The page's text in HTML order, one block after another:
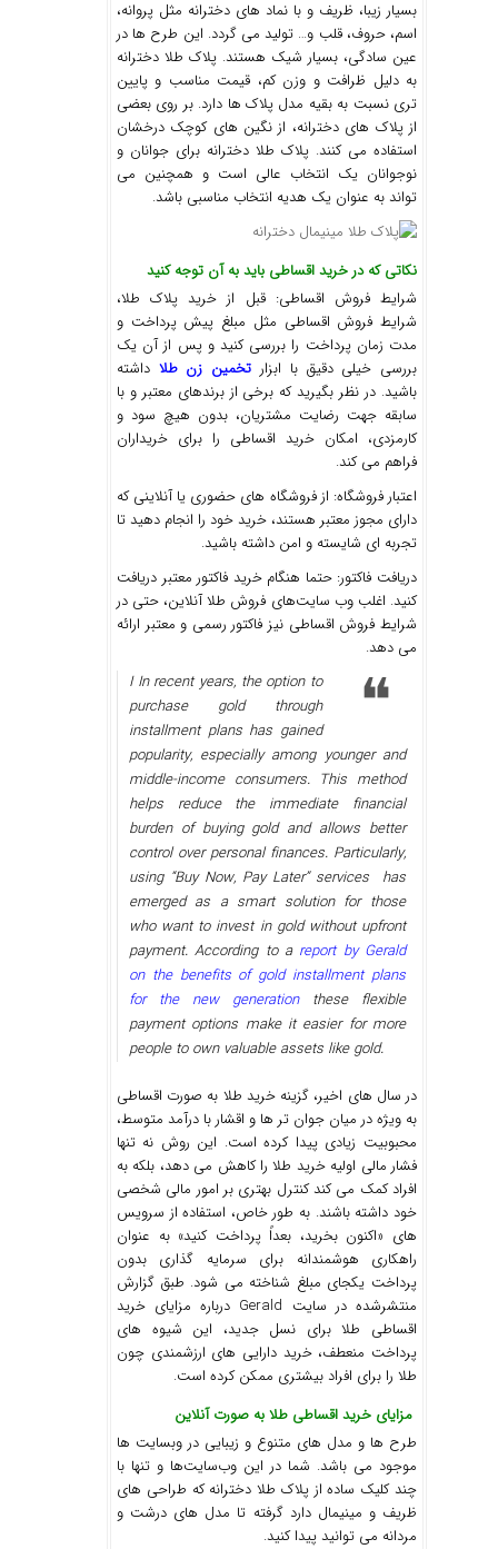
بسیار زیبا، ظریف و با نماد های دخترانه مثل پروانه،
اسم، حروف، قلب و… تولید می گردد. این طرح ها در
عین سادگی، بسیار شیک هستند. پلاک طلا دخترانه
به دلیل ظرافت و وزن کم، قیمت مناسب و پایین
تری نسبت به بقیه مدل پلاک ها دارد. بر روی بعضی
از پلاک های دخترانه، از نگین های کوچک درخشان
استفاده می کنند. پلاک طلا دخترانه برای جوانان و
نوجوانان یک انتخاب عالی است و همچنین می
تواند به عنوان یک هدیه انتخاب مناسبی باشد.
نکاتی که در خرید اقساطی باید به آن توجه کنید
شرایط فروش اقساطی: قبل از خرید پلاک طلا،
شرایط فروش اقساطی مثل مبلغ پیش پرداخت و
مدت زمان پرداخت را بررسی کنید و پس از آن یک
بررسی خیلی دقیق با ابزار تخمین زن طلا داشته
باشید. در نظر بگیرید که برخی از برندهای معتبر و با
سابقه جهت رضایت مشتریان، بدون هیچ سود و
کارمزدی، امکان خرید اقساطی را برای خریداران
فراهم می کند.
اعتبار فروشگاه: از فروشگاه های حضوری یا آنلاینی که
دارای مجوز معتبر هستند، خرید خود را انجام دهید تا
تجربه ای شایسته و امن داشته باشید‌.
دریافت فاکتور: حتما هنگام خرید فاکتور معتبر دریافت
کنید. اغلب وب سایت‌های فروش طلا آنلاین، حتی در
شرایط فروش اقساطی نیز فاکتور رسمی و معتبر ارائه
می دهد.
I In recent years, the option to
purchase gold through
installment plans has gained
popularity, especially among younger and
middle-income consumers. This method
helps reduce the immediate financial
burden of buying gold and allows better
control over personal finances. Particularly,
using “Buy Now, Pay Later” services has
emerged as a smart solution for those
who want to invest in gold without upfront
payment. According to a report by Gerald
on the benefits of gold installment plans
for the new generationthese flexible
payment options make it easier for more
people to own valuable assets like gold.
در سال‌ های اخیر، گزینه خرید طلا به‌ صورت اقساطی
به‌ ویژه در میان جوان ‌تر ها و اقشار با درآمد متوسط،
محبوبیت زیادی پیدا کرده است. این روش نه ‌تنها
فشار مالی اولیه خرید طلا را کاهش می ‌دهد، بلکه به
افراد کمک می‌ کند کنترل بهتری بر امور مالی شخصی
خود داشته باشند. به ‌طور خاص، استفاده از سرویس‌
های «اکنون بخرید، بعداً پرداخت کنید» به عنوان
راهکاری هوشمندانه برای سرمایه‌ گذاری بدون
پرداخت یکجای مبلغ شناخته می‌ شود. طبق گزارش
منتشرشده در سایت Gerald درباره مزایای خرید
اقساطی طلا برای نسل جدید، این شیوه‌ های
پرداخت منعطف، خرید دارایی‌ های ارزشمندی چون
طلا را برای افراد بیشتری ممکن کرده است.
مزایای خرید اقساطی طلا به صورت آنلاین
طرح ها و مدل های متنوع و زیبایی در وبسایت‌ ها
موجود می باشد. شما در این وب‌سایت‌ها و تنها با
چند کلیک ساده از پلاک طلا دخترانه که طراحی های
ظریف و مینیمال دارد گرفته تا مدل های درشت و
مردانه می توانید پیدا کنید.